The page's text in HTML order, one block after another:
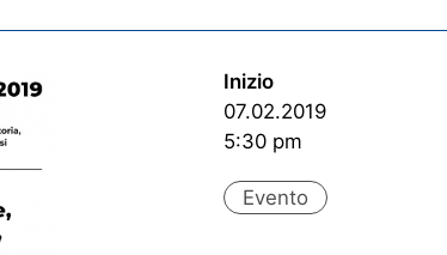
Inizio
07.02.2019
5:30 pm
Evento